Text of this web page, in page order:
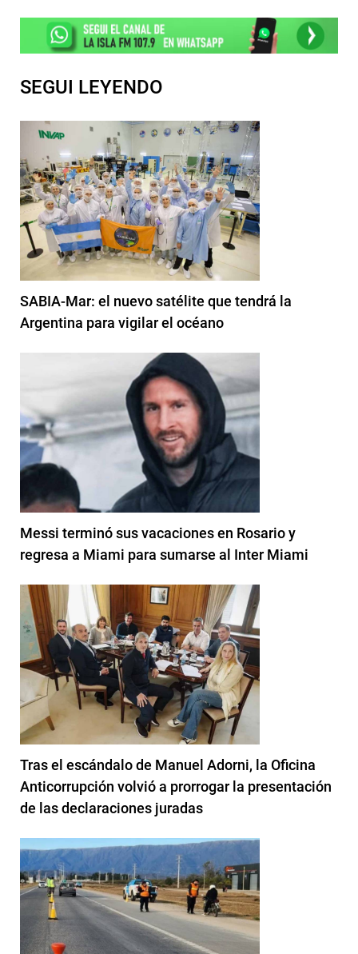
SEGUI LEYENDO
SABIA-Mar: el nuevo satélite que tendrá la
Argentina para vigilar el océano
Messi terminó sus vacaciones en Rosario y
regresa a Miami para sumarse al Inter Miami
Tras el escándalo de Manuel Adorni, la Oficina
Anticorrupción volvió a prorrogar la presentación
de las declaraciones juradas